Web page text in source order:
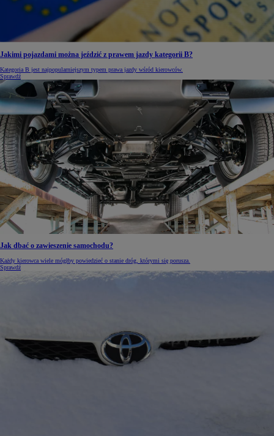
Jakimi pojazdami można jeździć z prawem jazdy kategorii B?
Kategoria B jest najpopularniejszym typem prawa jazdy wśród kierowców.
Sprawdź
Jak dbać o zawieszenie samochodu?
Każdy kierowca wiele mógłby powiedzieć o stanie dróg, którymi się porusza.
Sprawdź